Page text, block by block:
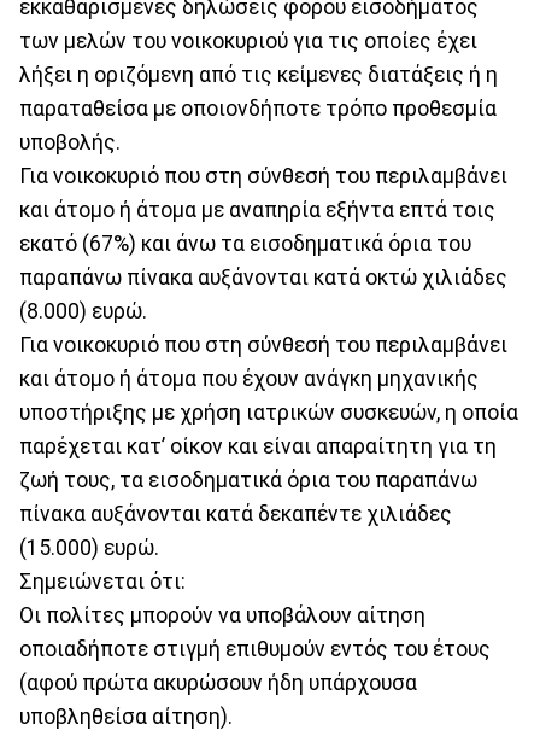
εκκαθαρισμένες δηλώσεις φόρου εισοδήματος
των μελών του νοικοκυριού για τις οποίες έχει
λήξει η οριζόμενη από τις κείμενες διατάξεις ή η
παραταθείσα με οποιονδήποτε τρόπο προθεσμία
υποβολής.
Για νοικοκυριό που στη σύνθεσή του περιλαμβάνει
και άτομο ή άτομα με αναπηρία εξήντα επτά τοις
εκατό (67%) και άνω τα εισοδηματικά όρια του
παραπάνω πίνακα αυξάνονται κατά οκτώ χιλιάδες
(8.000) ευρώ.
Για νοικοκυριό που στη σύνθεσή του περιλαμβάνει
και άτομο ή άτομα που έχουν ανάγκη μηχανικής
υποστήριξης με χρήση ιατρικών συσκευών, η οποία
παρέχεται κατ’ οίκον και είναι απαραίτητη για τη
ζωή τους, τα εισοδηματικά όρια του παραπάνω
πίνακα αυξάνονται κατά δεκαπέντε χιλιάδες
(15.000) ευρώ.
Σημειώνεται ότι:
Οι πολίτες μπορούν να υποβάλουν αίτηση
οποιαδήποτε στιγμή επιθυμούν εντός του έτους
(αφού πρώτα ακυρώσουν ήδη υπάρχουσα
υποβληθείσα αίτηση).